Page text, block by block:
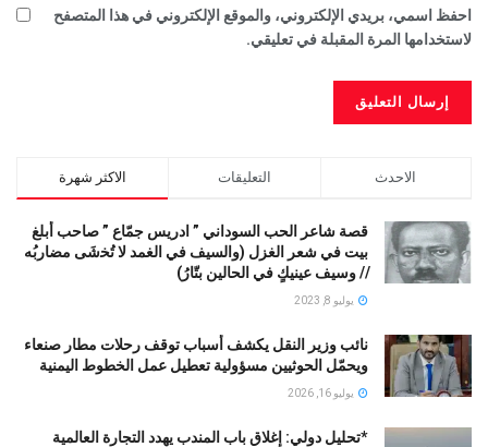
احفظ اسمي، بريدي الإلكتروني، والموقع الإلكتروني في هذا المتصفح
لاستخدامها المرة المقبلة في تعليقي.
الاكثر شهرة التعليقات الاحدث
قصة شاعر الحب السوداني ” ادريس جمّاع ” صاحب أبلغ
بيت في شعر الغزل (وﺍﻟﺴﻴﻒ ﻓﻲ الغمد ﻻ ﺗُﺨشَى مضاربُه
// ﻭﺳﻴﻒ ﻋﻴﻨﻴﻚٍ ﻓﻲ ﺍﻟﺤﺎﻟﻴﻦ ﺑﺘّﺎﺭُ)
يوليو 8, 2023
نائب وزير النقل يكشف أسباب توقف رحلات مطار صنعاء
ويحمّل الحوثيين مسؤولية تعطيل عمل الخطوط اليمنية
يوليو 16, 2026
*تحليل دولي: إغلاق باب المندب يهدد التجارة العالمية